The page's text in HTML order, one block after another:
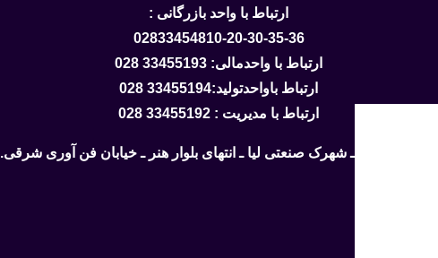
ارتباط با واحد بازرگانی :
02833454810-20-30-35-36
ارتباط با واحدمالی: 33455193 028
ارتباط باواحدتولید:33455194 028
ارتباط با مدیریت : 33455192 028
آدرس: قزوین ـ شهرک صنعتی لیا ـ انتهای بلوار هنر ـ خیابان فن آوری شرقی.